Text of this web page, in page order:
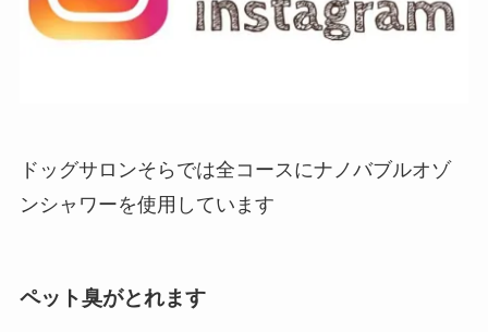
ドッグサロンそらでは全コースにナノバブルオゾ
ンシャワーを使用しています
ペット臭がとれます